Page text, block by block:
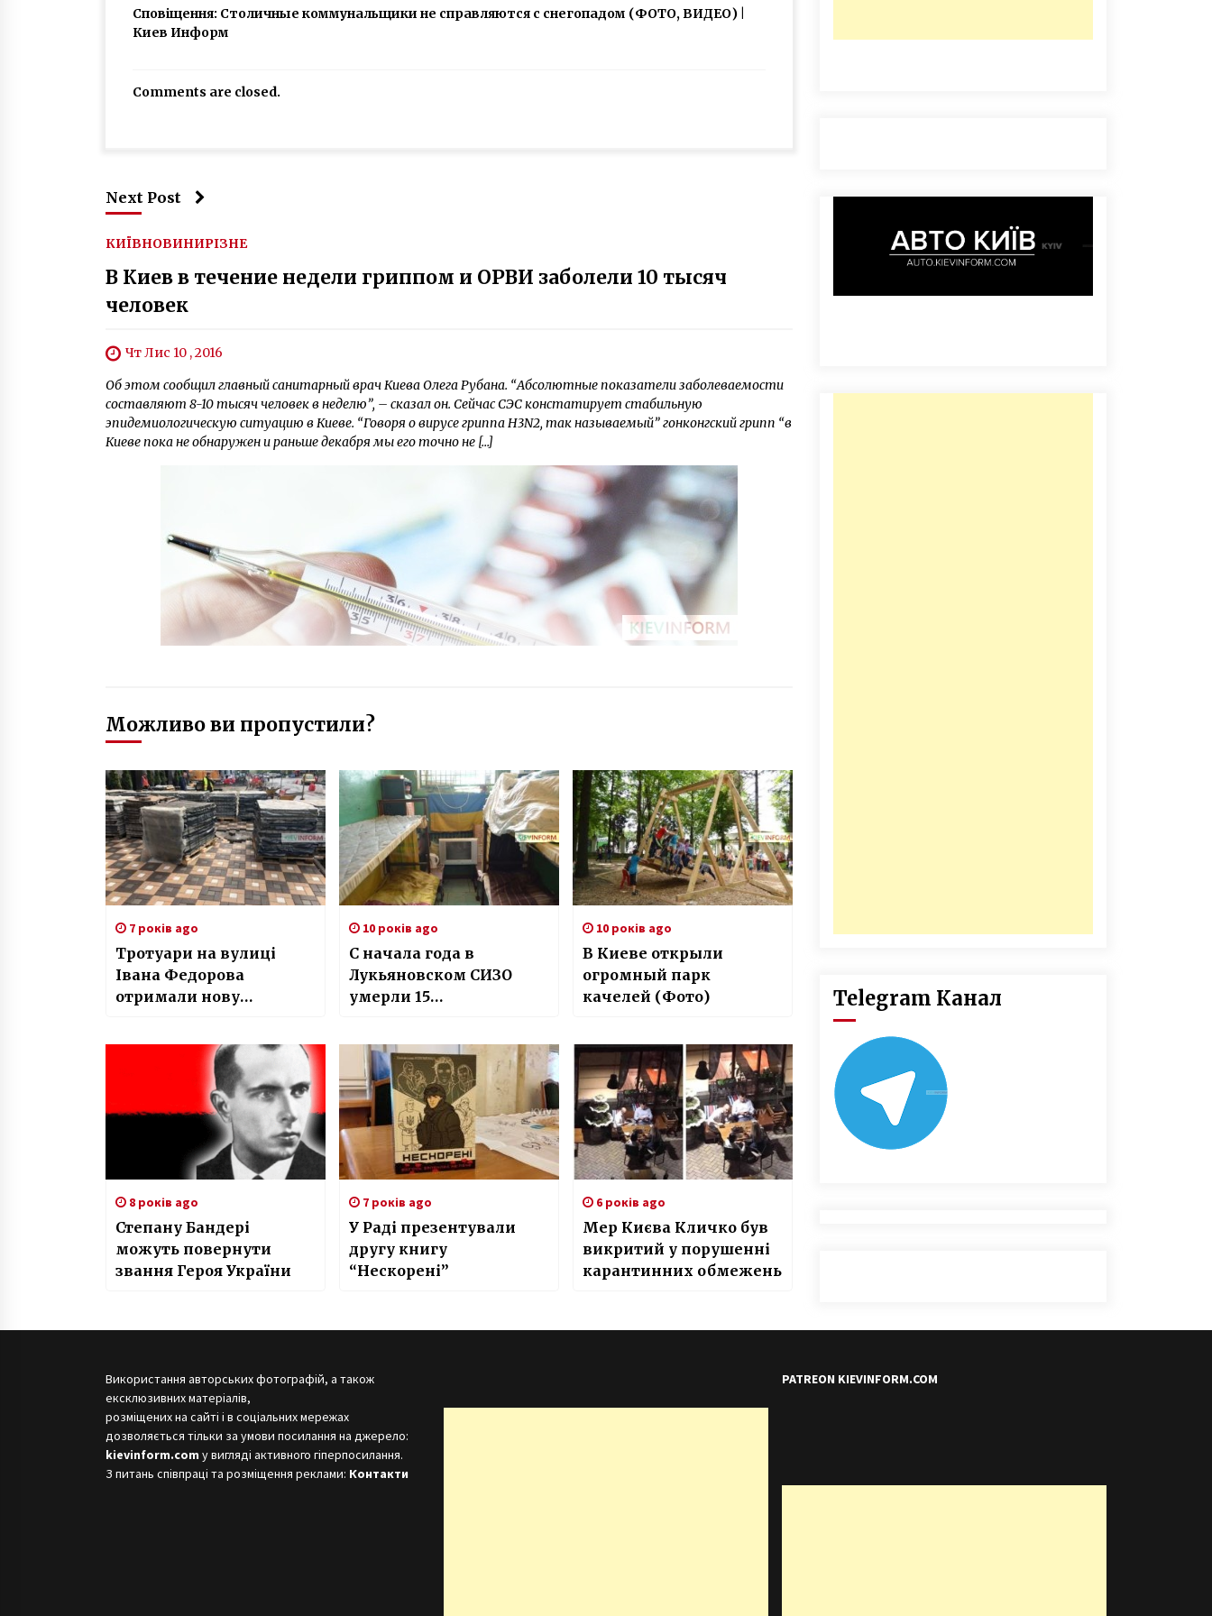
Сповіщення: Столичные коммунальщики не справляются с снегопадом (ФОТО, ВИДЕО) |
Киев Информ
Comments are closed.
Next Post
КИЇВНОВИНИРІЗНЕ
В Киев в течение недели гриппом и ОРВИ заболели 10 тысяч
человек
Чт Лис 10 , 2016
Об этом сообщил главный санитарный врач Киева Олега Рубана. “Абсолютные показатели заболеваемости
составляют 8-10 тысяч человек в неделю”, – сказал он. Сейчас СЭС констатирует стабильную
эпидемиологическую ситуацию в Киеве. “Говоря о вирусе гриппа H3N2, так называемый” гонконгский грипп “в
Киеве пока не обнаружен и раньше декабря мы его точно не […]
Можливо ви пропустили?
7 років ago
Тротуари на вулиці
Івана Федорова
отримали нову
10 років ago
С начала года в
Лукьяновском СИЗО
умерли 15
10 років ago
В Киеве открыли
огромный парк
качелей (Фото)
8 років ago
Степану Бандері
можуть повернути
звання Героя України
7 років ago
У Раді презентували
другу книгу
“Нескорені”
6 років ago
Мер Києва Кличко був
викритий у порушенні
карантинних обмежень
Telegram Канал
Використання авторських фотографій, а також
ексклюзивних матеріалів,
розміщених на сайті і в соціальних мережах
дозволяється тільки за умови посилання на джерело:
kievinform.com у вигляді активного гіперпосилання.
З питань співпраці та розміщення реклами: Контакти
PATREON KIEVINFORM.COM